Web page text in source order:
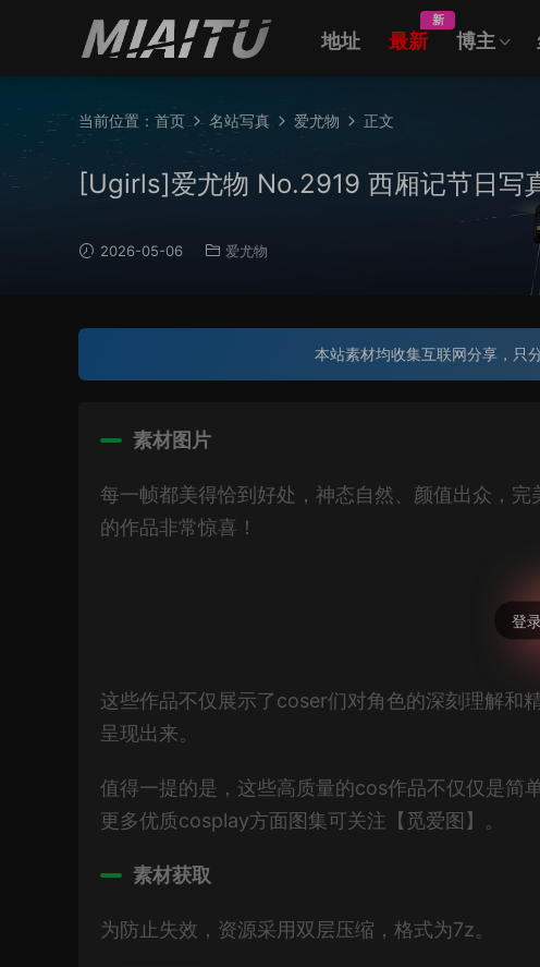
地址 最新
新
博主
当前位置： 首页 名站写真 爱尤物 正文
[Ugirls]爱尤物 No.2919 西厢记节日写
2026-05-06 爱尤物
本站素材均收集互联网分享，只
素材图片
每一帧都美得恰到好处，神态自然、颜值出众，
的作品非常惊喜！
这些作品不仅展示了coser们对角色的深刻理解和
呈现出来。
值得一提的是，这些高质量的cos作品不仅仅是简
更多优质cosplay方面图集可关注【觅爱图】。
素材获取
为防止失效，资源采用双层压缩，格式为7z。